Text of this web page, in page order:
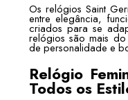
Os relógios Saint
entre elegância,
criados para se
relógios são mais
de personalidade e
Relógio
Todos os